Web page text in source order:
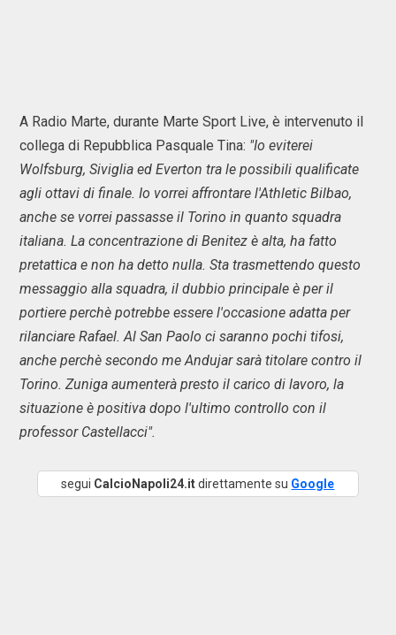
A Radio Marte, durante Marte Sport Live, è intervenuto il
collega di Repubblica Pasquale Tina: "Io eviterei
Wolfsburg, Siviglia ed Everton tra le possibili qualificate
agli ottavi di finale. Io vorrei affrontare l'Athletic Bilbao,
anche se vorrei passasse il Torino in quanto squadra
italiana. La concentrazione di Benitez è alta, ha fatto
pretattica e non ha detto nulla. Sta trasmettendo questo
messaggio alla squadra, il dubbio principale è per il
portiere perchè potrebbe essere l'occasione adatta per
rilanciare Rafael. Al San Paolo ci saranno pochi tifosi,
anche perchè secondo me Andujar sarà titolare contro il
Torino. Zuniga aumenterà presto il carico di lavoro, la
situazione è positiva dopo l'ultimo controllo con il
professor Castellacci".
segui CalcioNapoli24.itdirettamente su Google